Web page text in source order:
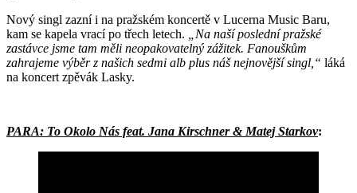
Nový singl zazní i na pražském koncertě v Lucerna Music Baru,
kam se kapela vrací po třech letech.
„Na naší poslední pražské
zastávce jsme tam měli neopakovatelný zážitek. Fanouškům
zahrajeme výběr z našich sedmi alb plus náš nejnovější singl,“ láká
na koncert zpěvák Lasky.
PARA: To Okolo Nás feat. Jana Kirschner & Matej Starkov: